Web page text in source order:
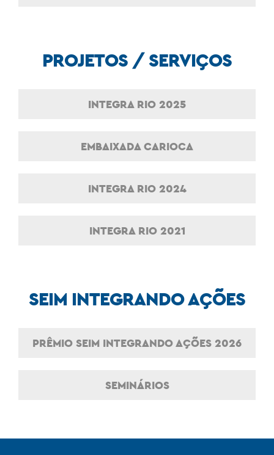
PROJETOS / SERVIÇOS
INTEGRA RIO 2025
EMBAIXADA CARIOCA
INTEGRA RIO 2024
INTEGRA RIO 2021
SEIM INTEGRANDO AÇÕES
PRÊMIO SEIM INTEGRANDO AÇÕES 2026
SEMINÁRIOS